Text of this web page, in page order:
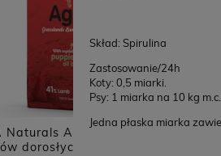
i
TRIBAL Fresh
Skład: Spirulina
Zastosowanie/24h
Koty: 0,5 miarki.
Psy: 1 miarka na 10 kg m.c.
Jedna płaska miarka